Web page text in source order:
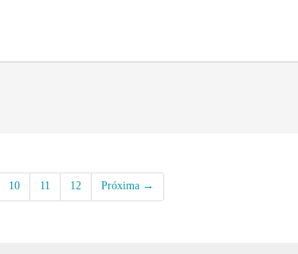
10 11 12 Próxima →